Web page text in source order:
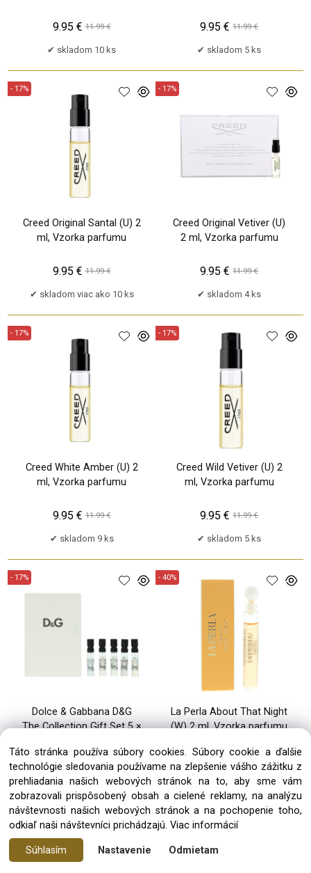
skladom 10 ks
9.95 € 11.99 €
skladom 5 ks
9.95 € 11.99 €
Creed Original Santal (U) 2
ml, Vzorka parfumu
- 17%
skladom viac ako 10 ks
9.95 € 11.99 €
Creed Original Vetiver (U)
2 ml, Vzorka parfumu
- 17%
skladom 4 ks
9.95 € 11.99 €
Creed White Amber (U) 2
ml, Vzorka parfumu
- 17%
skladom 9 ks
9.95 € 11.99 €
Creed Wild Vetiver (U) 2
ml, Vzorka parfumu
- 17%
skladom 5 ks
9.95 € 11.99 €
Dolce & Gabbana D&G
The Collection Gift Set 5 ×
- 17%
skladom 2 ks
14.86 €
La Perla About That Night
(W) 2 ml, Vzorka parfumu
- 40%
skladom 8 ks
2.99 €
Táto stránka používa súbory cookies. Súbory cookie a ďalšie
technológie sledovania používame na zlepšenie vášho zážitku z
prehliadania našich webových stránok na to, aby sme vám
zobrazovali prispôsobený obsah a cielené reklamy, na analýzu
návštevnosti našich webových stránok a na pochopenie toho,
odkiaľ naši návštevníci prichádzajú. Viac informácií
Súhlasím Nastavenie Odmietam